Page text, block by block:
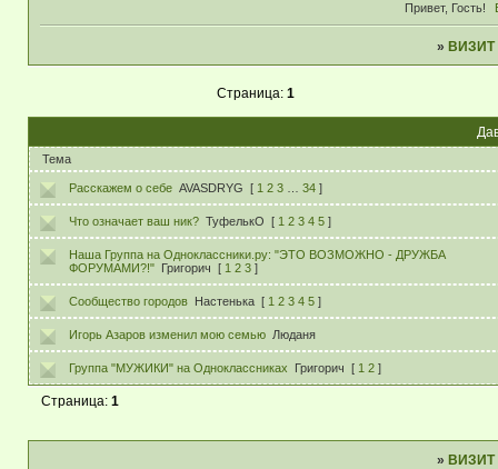
Привет, Гость!
» ВИЗИТ
Страница:1
Тема
Расскажем о себе AVASDRYG [ 1 2 3 34 ]
Что означает ваш ник? ТуфелькО [ 1 2 3 4 5 ]
Наша Группа на Одноклассники.ру: "ЭТО ВОЗМОЖНО - ДРУЖБА
ФОРУМАМИ?!"
Григорич [ 1 2 3 ]
Сообщество городов Настенька [ 1 2 3 4 5 ]
Игорь Азаров изменил мою семью Люданя
Группа "МУЖИКИ" на Одноклассниках Григорич [ 1 2 ]
Страница: 1
» ВИЗИТ